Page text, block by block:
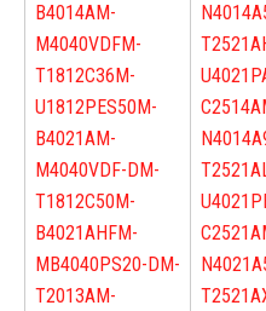
B4014AM-
M4040VDFM-
T1812C36 M-
U1812PES50 M-
B4021AM-
M4040VDF-D M-
T1812C50 M-
B4021AHFM-
MB4040PS20-D M-
T2013AM-
C2514A
C2521A